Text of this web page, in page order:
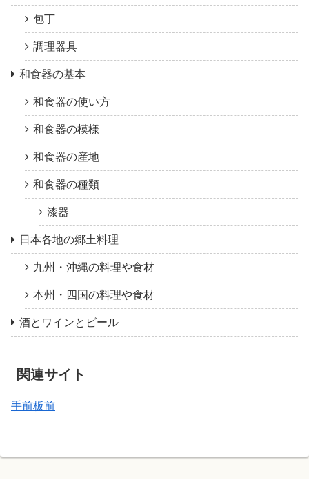
包丁
調理器具
和食器の基本
和食器の使い方
和食器の模様
和食器の産地
和食器の種類
漆器
日本各地の郷土料理
九州・沖縄の料理や食材
本州・四国の料理や食材
酒とワインとビール
関連サイト
手前板前